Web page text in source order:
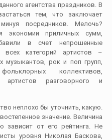
агентства праздников. В
тем, что заключает
посредников. Мелочь?
экономии приличных сумм,
в счет непрошенные
всех категорий артистов –
музыкантов, рок и поп групп,
коллективов,
артистов разговорного и
неплохо бы уточнить, какую.
значение. Величина
зависит от его рейтинга. Не
уровня Николая Баскова,